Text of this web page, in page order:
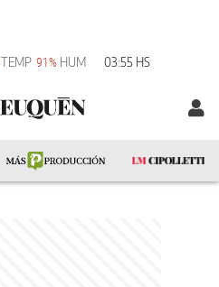
TEMP 91% HUM 03:55 HS